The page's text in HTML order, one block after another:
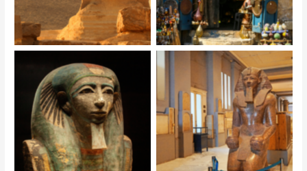
Brak podpisu Brak podpisu